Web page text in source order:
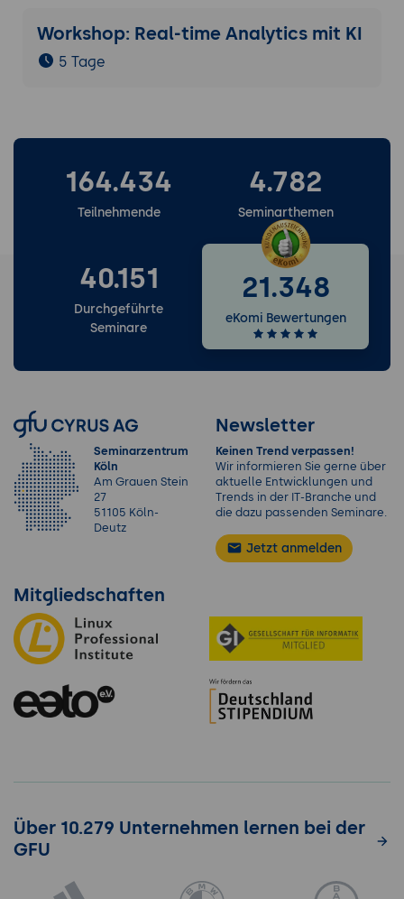
Workshop: Real-time Analytics mit KI
5 Tage
164.434
Teilnehmende
4.782
Seminarthemen
40.151
Durchgeführte
Seminare
21.348
eKomi Bewertungen
Seminarzentrum
Köln
Am Grauen Stein
27
51105 Köln-
Deutz
Newsletter
Keinen Trend verpassen!
Wir informieren Sie gerne über
aktuelle Entwicklungen und
Trends in der IT-Branche und
die dazu passenden Seminare.
Jetzt anmelden
Mitgliedschaften
Über 10.279 Unternehmen lernen bei der
GFU